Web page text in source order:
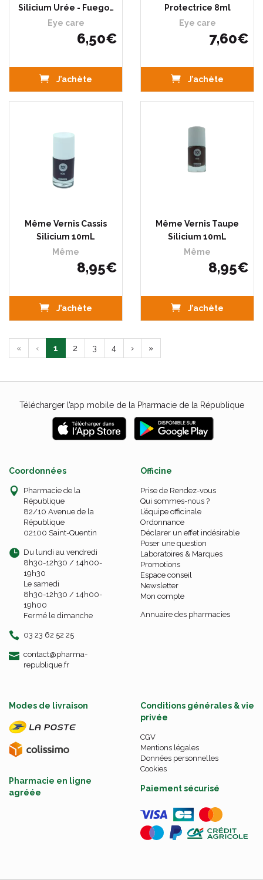
Silicium Urée - Fuego…
Eye care
6,50€
J’achète
Protectrice 8ml
Eye care
7,60€
J’achète
Même Vernis Cassis
Silicium 10mL
Même
8,95€
J’achète
Même Vernis Taupe
Silicium 10mL
Même
8,95€
J’achète
« ‹ 1 2 3 4 › »
Télécharger l’app mobile de la Pharmacie de la République
Coordonnées
Pharmacie de la
République
82/10 Avenue de la
République
02100 Saint-Quentin
Du lundi au vendredi
8h30-12h30 / 14h00-
19h30
Le samedi
8h30-12h30 / 14h00-
19h00
Fermé le dimanche
03 23 62 52 25
contact-
@-
pharma-
republique.fr
Officine
Prise de Rendez-vous
Qui sommes-nous ?
L’équipe officinale
Ordonnance
Déclarer un effet indésirable
Poser une question
Laboratoires & Marques
Promotions
Espace conseil
Newsletter
Mon compte
Annuaire des pharmacies
Modes de livraison
Pharmacie en ligne
agréée
Conditions générales & vie
privée
CGV
Mentions légales
Données personnelles
Cookies
Paiement sécurisé